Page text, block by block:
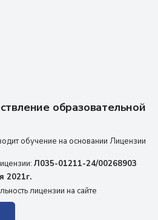
образовательной
обучение на основании Лицензии
Л035-01211-24/00268903
2021г.
лицензии на сайте